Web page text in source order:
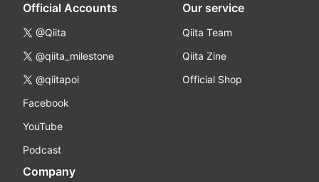
Official Accounts
@Qiita
@qiita_milestone
@qiitapoi
Facebook
YouTube
Podcast
Our service
Qiita Team
Qiita Zine
Official Shop
Company